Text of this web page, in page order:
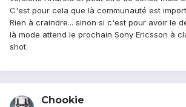
C'est pour cela que là communauté est
Rien à craindre... sinon si c'est pour avoir le
là mode attend le prochain Sony Ericsson à
shot.
Chookie